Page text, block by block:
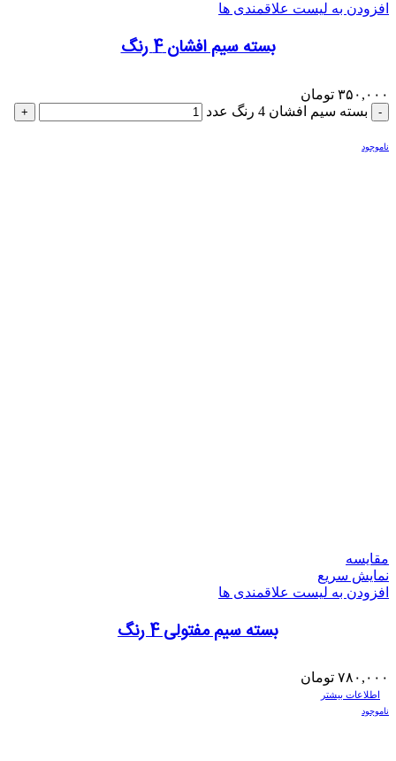
افزودن به لیست علاقمندی ها
بسته سیم افشان 4 رنگ
۳۵۰,۰۰۰ تومان
بسته سیم افشان 4 رنگ عدد
ناموجود
مقایسه
نمایش سریع
افزودن به لیست علاقمندی ها
بسته سیم مفتولی 4 رنگ
۷۸۰,۰۰۰ تومان
اطلاعات بیشتر
ناموجود